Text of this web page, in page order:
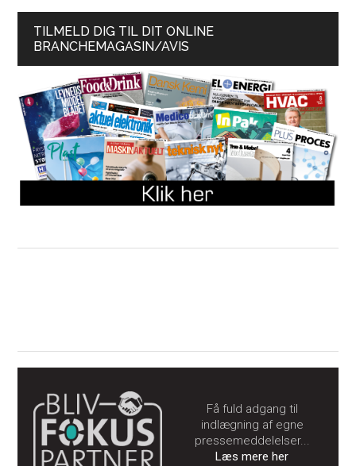
TILMELD DIG TIL DIT ONLINE
BRANCHEMAGASIN/AVIS
Få fuld adgang til
indlægning af egne
pressemeddelelser...
Læs mere her